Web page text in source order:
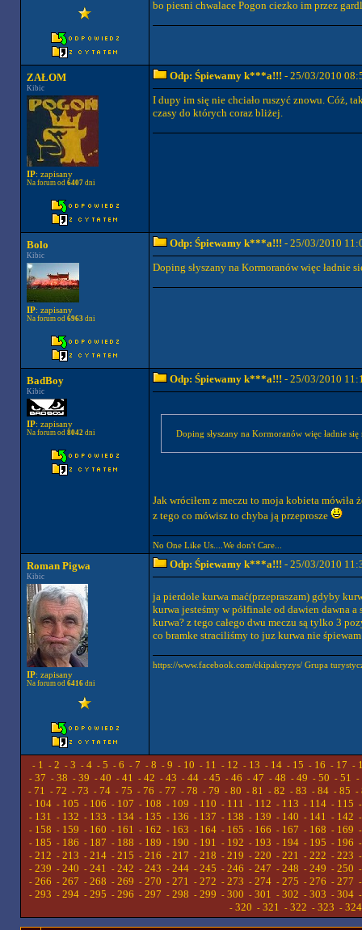
bo piesni chwalace Pogon ciezko im przez
ZAŁOM
Kibic
IP: zapisany
Na forum od 6407dni
Odp: Śpiewamy k***a!!! - 25/03/2010
I dupy im się nie chciało ruszyć znowu. Cóż,
czasy do których coraz bliżej.
Bolo
Kibic
IP: zapisany
Na forum od 6963 dni
Odp: Śpiewamy k***a!!! - 25/03/2010
Doping słyszany na Kormoranów więc ładnie
BadBoy
Kibic
IP: zapisany
Na forum od 8042dni
Odp: Śpiewamy k***a!!! - 25/03/2010
Doping słyszany na Kormoranów więc ładnie się
Jak wróciłem z meczu to moja kobieta mówiła
z tego co mówisz to chyba ją przeprosze
No One Like Us....We don't Care...
Roman Pigwa
Kibic
IP: zapisany
Na forum od 6416dni
Odp: Śpiewamy k***a!!! - 25/03/2010
ja pierdole kurwa mać(przepraszam) gdyby
kurwa jesteśmy w półfinale od dawien dawna
kurwa? z tego całego dwu meczu są tylko 3
co bramke straciliśmy to juz kurwa nie
https://www.facebook.com/ekipakryzys/ Grupa
- 1 - 2 - 3 - 4 - 5 - 6 - 7 - 8 - 9 - 10 - 11 - 12 - 13 - 14 - 15 - 16 - 17 -
- 37 - 38 - 39 - 40 - 41 - 42 - 43 - 44- 45 - 46 - 47 - 48 - 49 - 50 - 51 -
- 71 - 72 - 73 - 74 - 75 - 76 - 77 - 78 - 79 - 80 - 81 - 82 - 83 - 84 - 85 -
- 104- 105 - 106 - 107 - 108 - 109 - 110 - 111 - 112 - 113 - 114- 115
- 131 - 132 - 133 - 134- 135 - 136 - 137 - 138 - 139 - 140 - 141 - 142
- 158 - 159 - 160 - 161 - 162 - 163 - 164- 165 - 166 - 167 - 168 - 169
- 185 - 186 - 187 - 188 - 189 - 190 - 191 - 192 - 193 - 194- 195 - 196
- 212 - 213 - 214- 215 - 216 - 217 - 218 - 219 - 220 - 221 - 222 - 223
- 239 - 240 - 241 - 242 - 243 - 244- 245 - 246 - 247 - 248 - 249 - 250
- 266 - 267 - 268 - 269 - 270 - 271 - 272 - 273 - 274- 275 - 276 - 277
- 293 - 294- 295 - 296 - 297 - 298 - 299 - 300 - 301 - 302 - 303 - 304
- 320 - 321 - 322 - 323 - 324